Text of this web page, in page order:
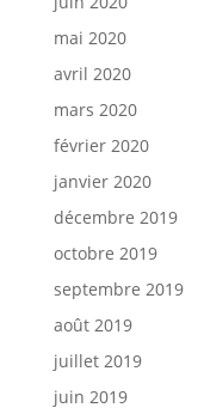
mai 2020
avril 2020
mars 2020
février 2020
janvier 2020
décembre 2019
octobre 2019
septembre 2019
août 2019
juillet 2019
juin 2019